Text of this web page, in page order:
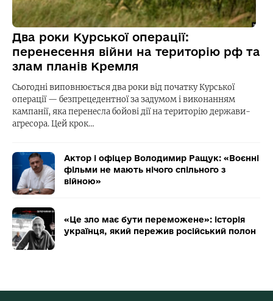
Два роки Курської операції:
перенесення війни на територію рф та
злам планів Кремля
Сьогодні виповнюється два роки від початку Курської
операції — безпрецедентної за задумом і виконанням
кампанії, яка перенесла бойові дії на територію держави-
агресора. Цей крок…
Актор і офіцер Володимир Ращук: «Воєнні
фільми не мають нічого спільного з
війною»
«Це зло має бути переможене»: історія
українця, який пережив російський полон